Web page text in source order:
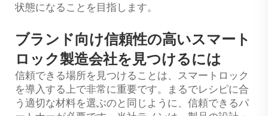
状態になることを目指します。
ブランド向け信頼性の高いスマート
ロック製造会社を見つけるには
信頼できる場所を見つけることは、スマートロック
を導入する上で非常に重要です。まるでレシピに合
う適切な材料を選ぶのと同じように、信頼できるパ